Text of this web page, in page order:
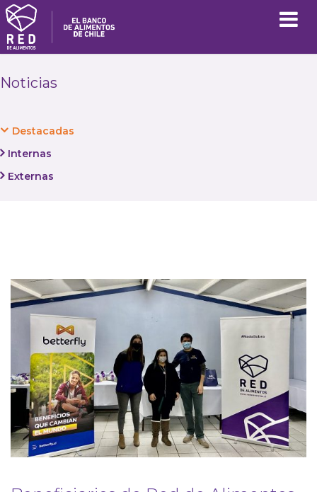
Noticias
Destacadas
Internas
Externas